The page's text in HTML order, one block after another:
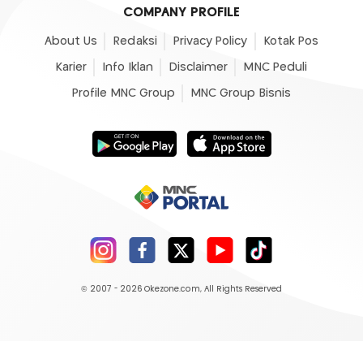
COMPANY PROFILE
About Us Redaksi Privacy Policy Kotak Pos
Karier Info Iklan Disclaimer MNC Peduli
Profile MNC Group MNC Group Bisnis
© 2007 - 2026 Okezone.com, All Rights Reserved